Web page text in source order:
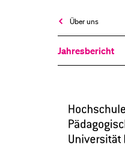
Über uns
Jahresbericht
Campus
Luzern